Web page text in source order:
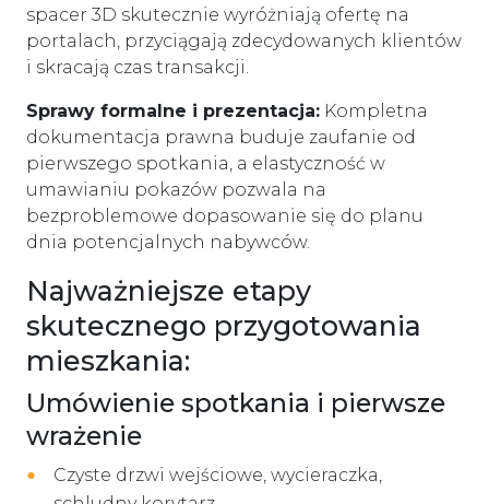
spacer 3D skutecznie wyróżniają ofertę na
portalach, przyciągają zdecydowanych klientów
i skracają czas transakcji.
Sprawy formalne i prezentacja: Kompletna
dokumentacja prawna buduje zaufanie od
pierwszego spotkania, a elastyczność w
umawianiu pokazów pozwala na
bezproblemowe dopasowanie się do planu
dnia potencjalnych nabywców.
Najważniejsze etapy
skutecznego przygotowania
mieszkania:
Umówienie spotkania i pierwsze
wrażenie
Czyste drzwi wejściowe, wycieraczka,